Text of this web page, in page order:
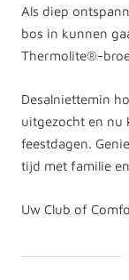
Als diep
bos in kunnen
Thermolite®-
Desalniettemin
uitgezocht en nu
feestdagen.
tijd met familie
Uw Club of